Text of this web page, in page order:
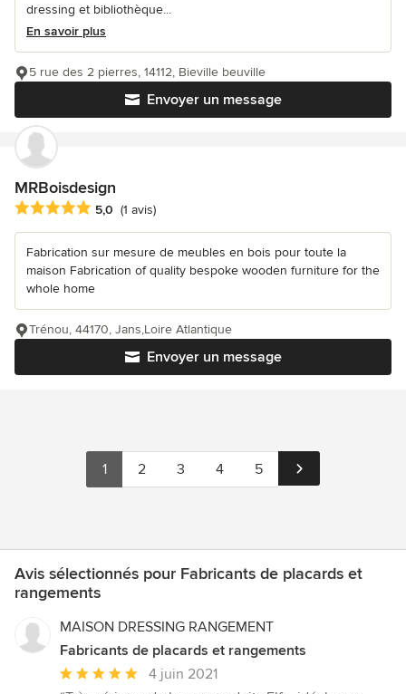
dressing et bibliothèque...
En savoir plus
Envoyer un message
5 rue des 2 pierres, 14112, Bieville beuville
MRBoisdesign
Note moyenne : 5 étoiles sur 5
5,0 (1 avis)
Fabrication sur mesure de meubles en bois pour toute la
maison Fabrication of quality bespoke wooden furniture for the
whole home
Envoyer un message
Trénou, 44170, Jans,Loire Atlantique
1 2 3 4 5
Avis sélectionnés pour Fabricants de placards et
rangements
MAISON DRESSING RANGEMENT
Fabricants de placards et rangements
Note
4 juin 2021